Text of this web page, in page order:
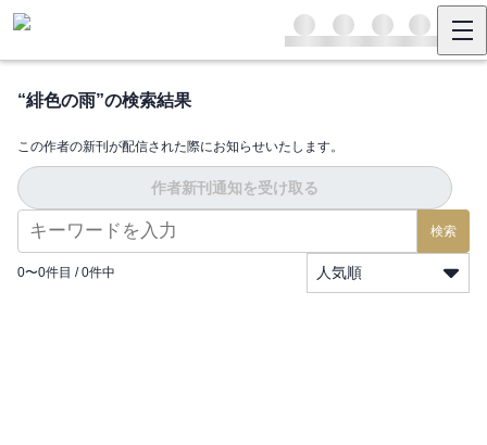
“緋色の雨”の検索結果
この作者の新刊が配信された際にお知らせいたします。
作者新刊通知を受け取る
検索
0〜0件目 / 0件中 人気順